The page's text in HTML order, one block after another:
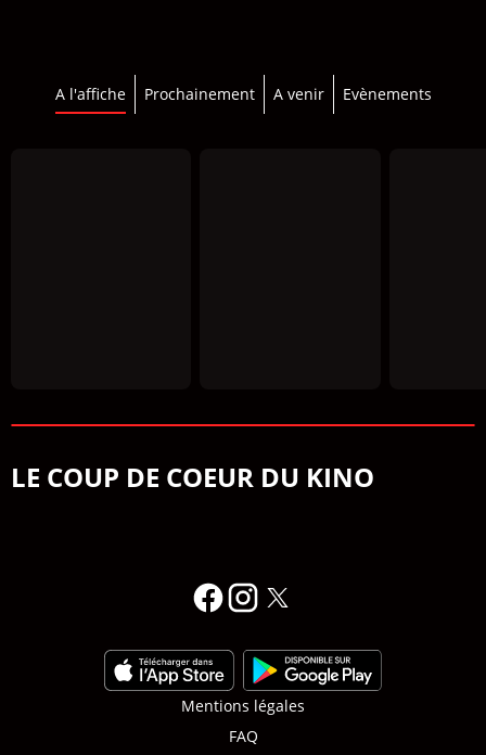
A l'affiche Prochainement A venir Evènements
LE COUP DE COEUR DU KINO
Mentions légales
FAQ